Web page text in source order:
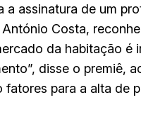
a assinatura de um
Costa,
da habitação é
disse o premiê,
fatores para a alta de